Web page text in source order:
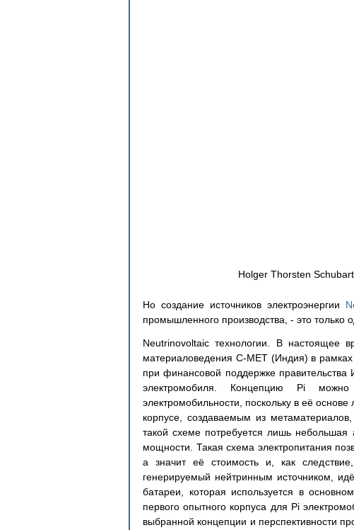
Holger Thorsten
Но создание источников электроэнергии
промышленного производства, - это только
Neutrinovoltaic технологии. В настоящее
материаловедения C-MET (Индия) в
при финансовой поддержке
электромобиля. Концепцию Pi
электромобильности, поскольку в её
корпусе, создаваемым из
такой схеме потребуется лишь небольшая
мощности. Такая схема электропитания
а значит её стоимость и, как
генерируемый нейтринным источником,
батареи, которая используется в
первого опытного корпуса для Pi
выбранной концепции и перспективности